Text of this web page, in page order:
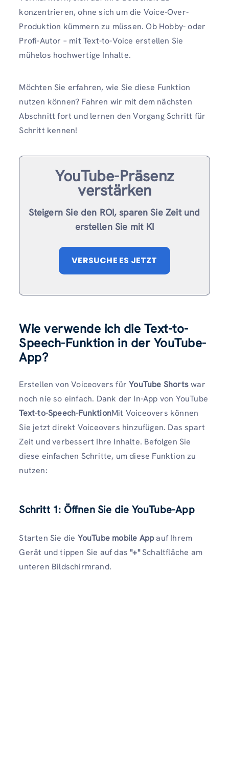
konzentrieren, ohne sich um die Voice-Over-
Produktion kümmern zu müssen. Ob Hobby- oder
Profi-Autor – mit Text-to-Voice erstellen Sie
mühelos hochwertige Inhalte.
Möchten Sie erfahren, wie Sie diese Funktion
nutzen können? Fahren wir mit dem nächsten
Abschnitt fort und lernen den Vorgang Schritt für
Schritt kennen!
YouTube-Präsenz
verstärken
Steigern Sie den ROI, sparen Sie Zeit und
erstellen Sie mit KI
VERSUCHE ES JETZT
Wie verwende ich die Text-to-
Speech-Funktion in der YouTube-
App?
Erstellen von Voiceovers fürYouTube Shortswar
noch nie so einfach. Dank der In-App von YouTube
Text-to-Speech-FunktionMit Voiceovers können
Sie jetzt direkt Voiceovers hinzufügen. Das spart
Zeit und verbessert Ihre Inhalte. Befolgen Sie
diese einfachen Schritte, um diese Funktion zu
nutzen:
Schritt 1: Öffnen Sie die YouTube-App
Starten Sie die YouTube mobile Appauf Ihrem
Gerät und tippen Sie auf das"+"Schaltfläche am
unteren Bildschirmrand.